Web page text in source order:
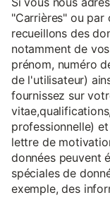
"Carrières" ou par
recueillons des
notamment de
prénom, numéro
de l'utilisateur)
fournissez sur
professionnelle)
lettre de
données peuvent
spéciales de
exemple, des